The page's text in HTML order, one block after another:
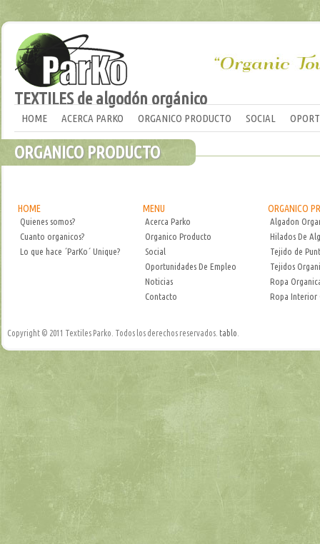
TEXTILES de algodón orgánico
HOME ACERCA PARKO ORGANICO PRODUCTO SOCIAL
ORGANICO PRODUCTO
HOME
Quienes somos?
Cuanto organicos?
Lo que hace ´ParKo´ Unique?
MENU
Acerca Parko
Organico Producto
Social
Oportunidades De Empleo
Noticias
Contacto
ORGANICO
Algadon
Hilados De
Tejido de
Tejidos
Ropa
Ropa Interior
Copyright © 2011 Textiles Parko. Todos los derechos reservados. tablo